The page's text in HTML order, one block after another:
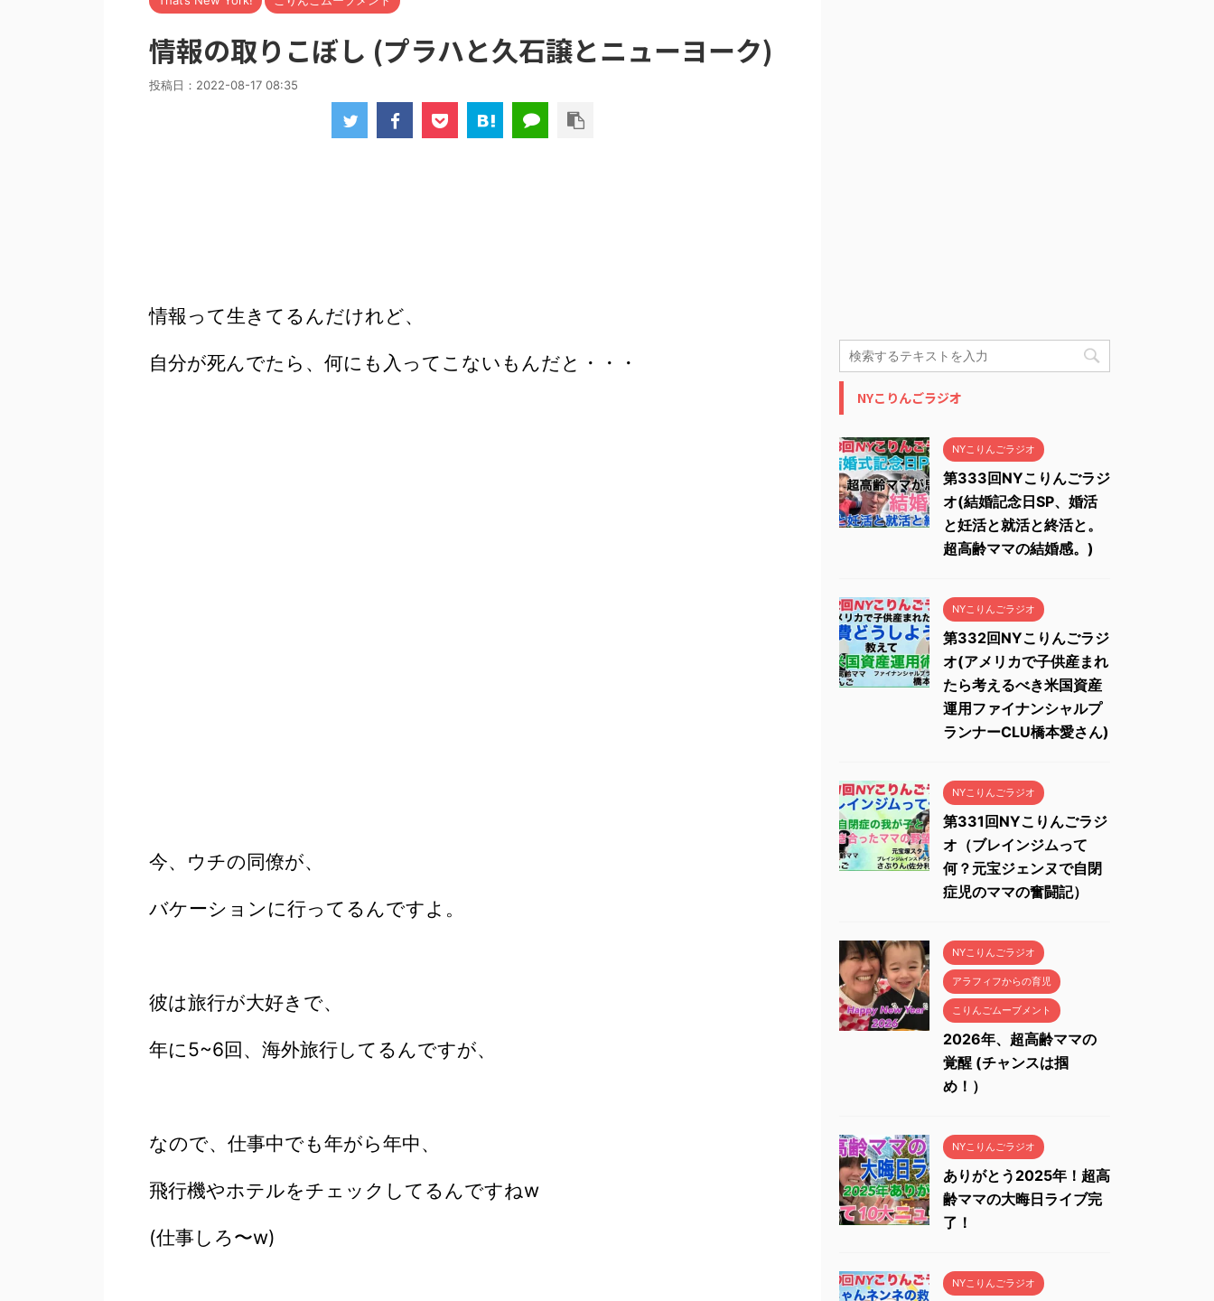
情報の取りこぼし (プラハと久石譲とニューヨーク)
投稿日： 2022-08-17 08:35
情報って生きてるんだけれど、
自分が死んでたら、何にも入ってこないもんだと・・・
今、ウチの同僚が、
バケーションに行ってるんですよ。
彼は旅行が大好きで、
年に5~6回、海外旅行してるんですが、
なので、仕事中でも年がら年中、
飛行機やホテルをチェックしてるんですねw
(仕事しろ〜w)
NYこりんごラジオ
NYこりんごラジオ
第333回NYこりんごラジ
オ(結婚記念日SP、婚活
と妊活と就活と終活と。
超高齢ママの結婚感。)
NYこりんごラジオ
第332回NYこりんごラジ
オ(アメリカで子供産まれ
たら考えるべき米国資産
運用ファイナンシャルプ
ランナーCLU橋本愛さん)
NYこりんごラジオ
第331回NYこりんごラジ
オ（ブレインジムって
何？元宝ジェンヌで自閉
症児のママの奮闘記）
NYこりんごラジオ
アラフィフからの育児
こりんごムーブメント
2026年、超高齢ママの
覚醒 (チャンスは掴
め！）
NYこりんごラジオ
ありがとう2025年！超高
齢ママの大晦日ライブ完
了！
NYこりんごラジオ